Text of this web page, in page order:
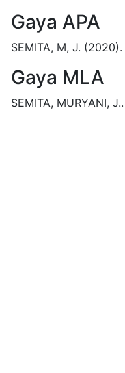
Gaya APA
SEMITA, M, J. (2020).
Gaya MLA
SEMITA, MURYANI, J..